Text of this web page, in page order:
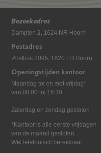
Bezoekadres
Dampten 2, 1624 NR Hoorn
Postadres
Postbus 2095, 1620 EB Hoorn
Openingstijden kantoor
Maandag tot en met vrijdag*
van 08:00 tot 16:30
Zaterdag en zondag gesloten
*Kantoor is alle eerste vrijdagen
van de maand gesloten.
Wel telefonisch bereikbaar.